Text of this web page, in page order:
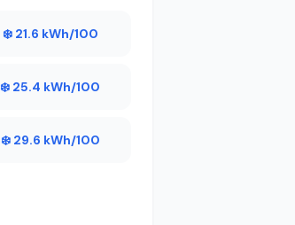
❄️ 21.6 kWh/100
❄️ 25.4 kWh/100
❄️ 29.6 kWh/100